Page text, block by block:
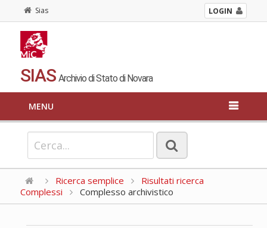
Sias LOGIN
SIAS Archivio di Stato di Novara
MENU
Ricerca semplice
Risultati ricerca
Complessi
Complesso archivistico